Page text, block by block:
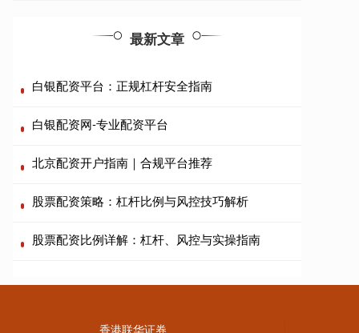
最新文章
白银配资平台：正规杠杆安全指南
白银配资网-专业配资平台
北京配资开户指南｜合规平台推荐
股票配资策略：杠杆比例与风控技巧解析
股票配资比例详解：杠杆、风控与实操指南
香港联华证券